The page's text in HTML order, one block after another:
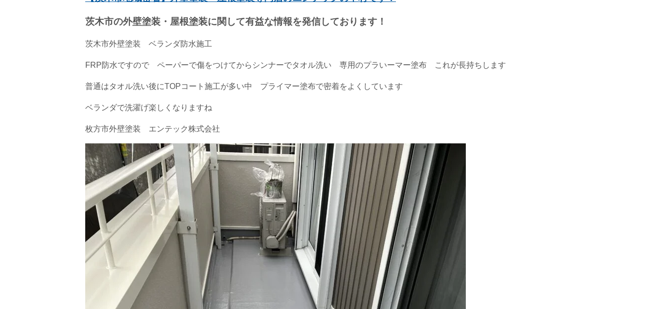
茨木市の外壁塗装・屋根塗装に関して有益な情報を発信しております！
茨木市外壁塗装 ベランダ防水施工
FRP防水ですので ペーパーで傷をつけてからシンナーでタオル洗い 専用のプラいーマー塗布 これが長持ちします
普通はタオル洗い後にTOPコート施工が多い中 プライマー塗布で密着をよくしています
ベランダで洗濯げ楽しくなりますね
枚方市外壁塗装 エンテック株式会社